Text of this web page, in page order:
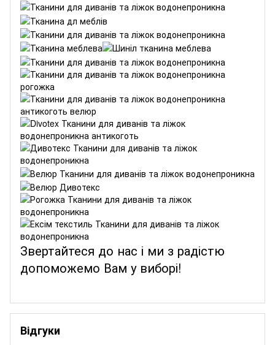
Звертайтеся до нас і ми з радістю
допоможемо Вам у виборі!
Відгуки